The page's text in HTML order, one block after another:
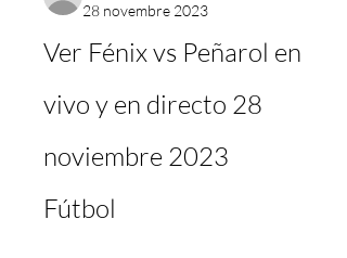
28 novembre 2023
Ver Fénix vs Peñarol en
vivo y en directo 28
noviembre 2023
Fútbol